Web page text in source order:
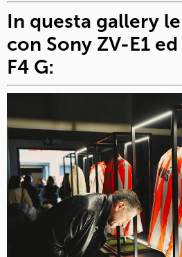
In questa gallery
con Sony ZV-E1
F4 G: